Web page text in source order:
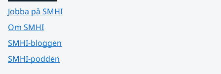
Jobba på SMHI
Om SMHI
SMHI-bloggen
SMHI-podden